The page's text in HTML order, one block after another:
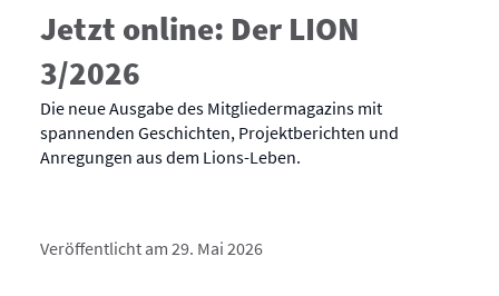
Jetzt online: Der LION
3/2026
Die neue Ausgabe des Mitgliedermagazins mit
spannenden Geschichten, Projektberichten und
Anregungen aus dem Lions-Leben.
Veröffentlicht am 29. Mai 2026